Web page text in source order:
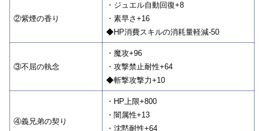
②紫煙の香り
・ジュエル自動回復+8
・素早さ+16
◆HP消費スキルの消耗量軽減-50
③不屈の執念
・魔攻+96
・攻撃禁止耐性+64
◆斬撃攻撃力+10
④義兄弟の契り
・HP上限+800
・闇属性+13
・沈黙耐性+64